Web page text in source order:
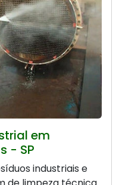
em
- SP
industriais e